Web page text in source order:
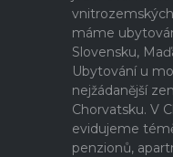
máme
Slovensku,
Ubytování u
nejžádanější
Chorvatsku. V
evidujeme
penzionů,